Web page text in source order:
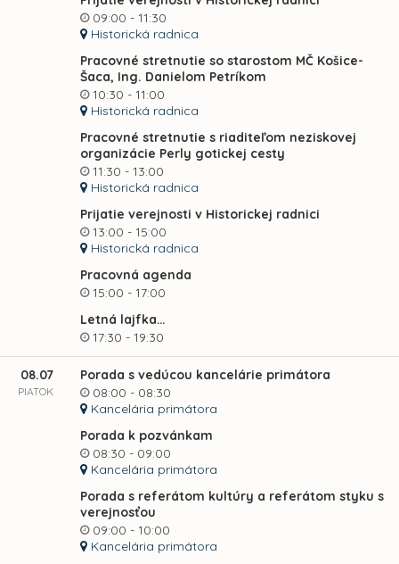
09:00 - 11:30
Historická radnica
Pracovné stretnutie so starostom MČ Košice-
Šaca, Ing. Danielom Petríkom
10:30 - 11:00
Historická radnica
Pracovné stretnutie s riaditeľom neziskovej
organizácie Perly gotickej cesty
11:30 - 13:00
Historická radnica
Prijatie verejnosti v Historickej radnici
13:00 - 15:00
Historická radnica
Pracovná agenda
15:00 - 17:00
Letná lajfka…
17:30 - 19:30
08.07
PIATOK
Porada s vedúcou kancelárie primátora
08:00 - 08:30
Kancelária primátora
Porada k pozvánkam
08:30 - 09:00
Kancelária primátora
Porada s referátom kultúry a referátom styku s
verejnosťou
09:00 - 10:00
Kancelária primátora